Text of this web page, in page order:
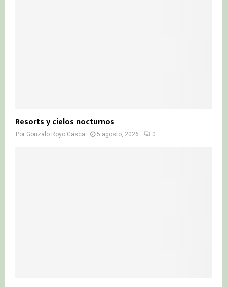
Resorts y cielos nocturnos
Por Gonzalo Royo Gasca 5 agosto, 2026 0